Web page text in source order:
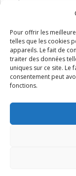
Pour offrir les
telles que les cookies
appareils. Le fait de
traiter des données
uniques sur ce site. Le
consentement peut
fonctions.
Étude
01 Juil 2026
Pénurie du
d’offre de soins